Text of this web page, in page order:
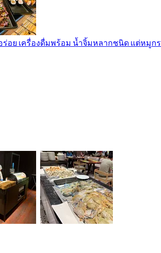
อย เครื่องดื่มพร้อม น้ำจิ้มหลากชนิด แต่หมู